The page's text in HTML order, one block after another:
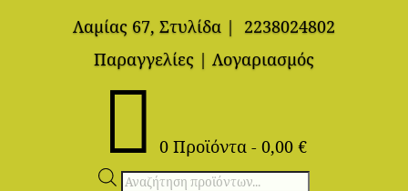
Λαμίας 67, Στυλίδα |
2238024802
Παραγγελίες | Λογαριασμός
 0 Προϊόντα - 0,00 €
Αναζήτηση